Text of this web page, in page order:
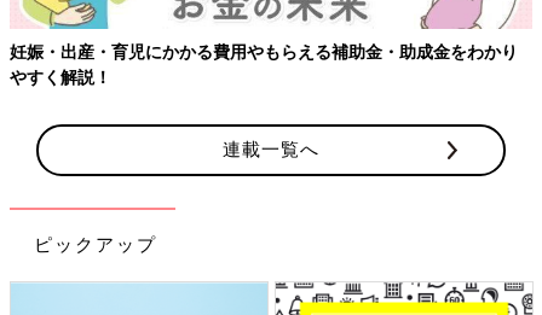
妊娠・出産・育児にかかる費用やもらえる補助金・助成金をわかり
やすく解説！
連載一覧へ
ピックアップ